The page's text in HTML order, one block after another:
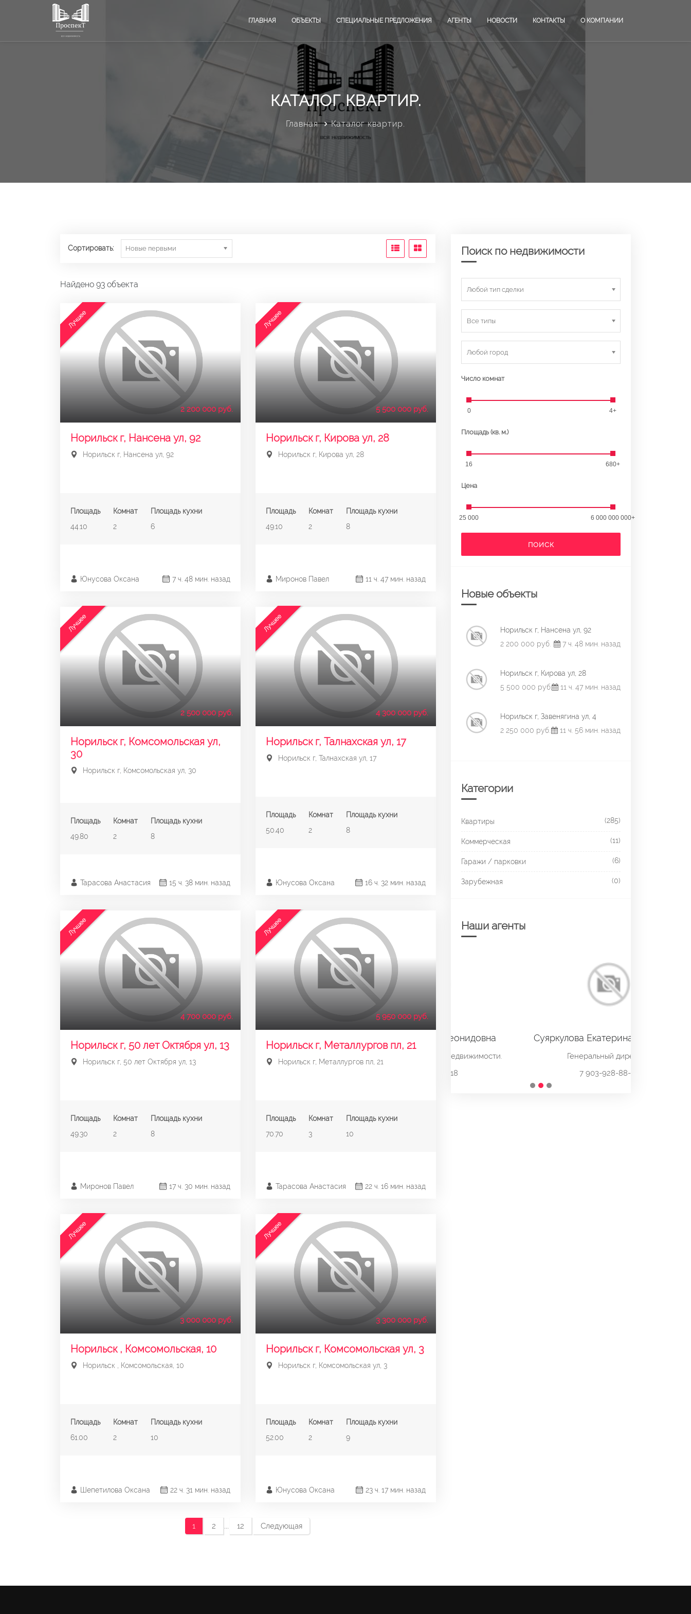
ГЛАВНАЯ ОБЪЕКТЫ СПЕЦИАЛЬНЫЕ ПРЕДЛОЖЕНИЯ АГЕНТЫ НОВОСТИ КОНТАКТЫ О КОМПАНИИ
КАТАЛОГ КВАРТИР.
Главная Каталог квартир.
Сортировать: Новые первыми
Найдено 93 объекта
Лучшее
2 200 000 руб.
Норильск г, Нансена ул, 92
Норильск г, Нансена ул, 92
Площадь
44.10
Комнат
2
Площадь кухни
6
7 ч. 48 мин. назад
Юнусова Оксана
Лучшее
5 500 000 руб.
Норильск г, Кирова ул, 28
Норильск г, Кирова ул, 28
Площадь
49.10
Комнат
2
Площадь кухни
8
11 ч. 47 мин. назад
Миронов Павел
Лучшее
2 500 000 руб.
Норильск г, Комсомольская ул,
30
Норильск г, Комсомольская ул, 30
Площадь
49.80
Комнат
2
Площадь кухни
8
15 ч. 38 мин. назад
Тарасова Анастасия
Лучшее
4 300 000 руб.
Норильск г, Талнахская ул, 17
Норильск г, Талнахская ул, 17
Площадь
50.40
Комнат
2
Площадь кухни
8
16 ч. 32 мин. назад
Юнусова Оксана
Лучшее
4 700 000 руб.
Норильск г, 50 лет Октября ул, 13
Норильск г, 50 лет Октября ул, 13
Площадь
49.30
Комнат
2
Площадь кухни
8
17 ч. 30 мин. назад
Миронов Павел
Лучшее
5 950 000 руб.
Норильск г, Металлургов пл, 21
Норильск г, Металлургов пл, 21
Площадь
70.70
Комнат
3
Площадь кухни
10
22 ч. 16 мин. назад
Тарасова Анастасия
Лучшее
3 000 000 руб.
Норильск , Комсомольская, 10
Норильск , Комсомольская, 10
Площадь
61.00
Комнат
2
Площадь кухни
10
22 ч. 31 мин. назад
Шепетилова Оксана
Лучшее
3 300 000 руб.
Норильск г, Комсомольская ул, 3
Норильск г, Комсомольская ул, 3
Площадь
52.00
Комнат
2
Площадь кухни
9
23 ч. 17 мин. назад
Юнусова Оксана
1 2 ... 12 Следующая
Поиск по недвижимости
Любой тип сделки
Все типы
Любой город
Число комнат
0 4+
Площадь (кв. м.)
16 680+
Цена
25 000 6 000 000 000+
ПОИСК
Новые объекты
Норильск г, Нансена ул, 92
2 200 000 руб.
7 ч. 48 мин. назад
Норильск г, Кирова ул, 28
5 500 000 руб.
11 ч. 47 мин. назад
Норильск г, Завенягина ул, 4
2 250 000 руб.
11 ч. 56 мин. назад
Категории
Квартиры (285)
Коммерческая (11)
Гаражи / парковки (6)
Зарубежная (0)
Наши агенты
Суяркулова Екатерина Андреевна
Генеральный директор